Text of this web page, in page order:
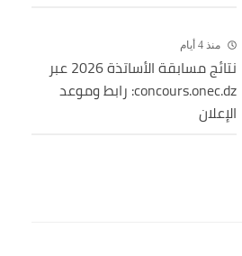
منذ 4 أيام
نتائج مسابقة الأساتذة 2026 عبر
concours.onec.dz: رابط وموعد
الإعلان